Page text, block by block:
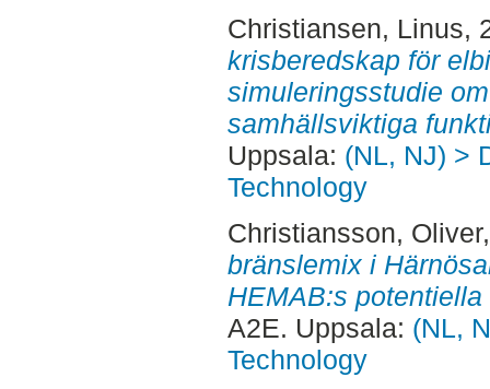
Christiansen, Linus,
krisberedskap för
simuleringsstudie
samhällsviktiga
Uppsala: (NL, NJ) >
Technology
Christiansson, Oliver
bränslemix i
HEMAB:s
A2E. Uppsala: (NL,
Technology